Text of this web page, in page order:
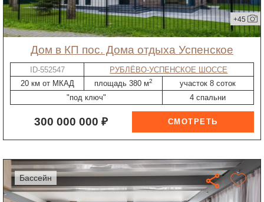
+45
дом в КП пос. Дома отдыха Успенское
ID-552547
РУБЛЁВО-УСПЕНСКОЕ ШОССЕ
20 км от МКАД
площадь 380 м2
участок 8 соток
"под ключ"
4 спальни
300 000 000 ₽
бассейн